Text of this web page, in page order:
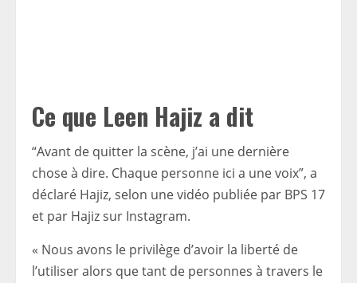
Ce que Leen Hajiz a dit
“Avant de quitter la scène, j’ai une dernière
chose à dire. Chaque personne ici a une voix”, a
déclaré Hajiz, selon une vidéo publiée par BPS 17
et par Hajiz sur Instagram.
« Nous avons le privilège d’avoir la liberté de
l’utiliser alors que tant de personnes à travers le